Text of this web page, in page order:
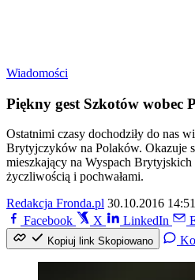
Wiadomości
Piękny gest Szkotów wobec
Ostatnimi czasy dochodziły do nas
Brytyjczyków na Polaków. Okazuje
mieszkający na Wyspach
życzliwością i pochwałami.
Redakcja Fronda.pl 30.10.2016 14:51
Facebook
X LinkedIn
Kopiuj link Skopiowano